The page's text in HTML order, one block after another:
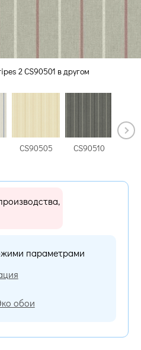
2 CS90501 в другом
CS90505 CS90510
параметрами
обои